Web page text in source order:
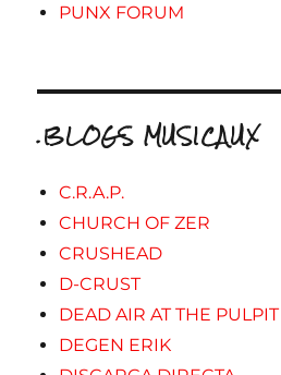
PUNX FORUM
.BLOGS MUSICAUX
C.R.A.P.
CHURCH OF ZER
CRUSHEAD
D-CRUST
DEAD AIR AT THE PULPIT
DEGEN ERIK